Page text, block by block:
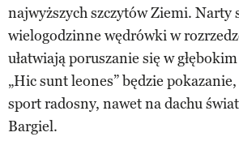
najwyższych szczytów Ziemi. Narty
wielogodzinne wędrówki w
ułatwiają poruszanie się w
„Hic sunt leones” będzie
sport radosny, nawet na dachu
Bargiel.